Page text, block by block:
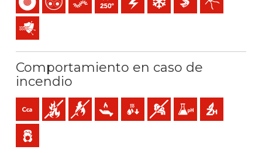
Protección frente a perturbaciones electromagnéticas
Comportamiento en caso de
incendio
Cca-s1b,d1,a1 (reacción al fuego)
No propagador de incendio
No propagador de la llama
Baja emisión de calor
Reducida caída de gotas inflamables
Baja emisión y opacidad de
Baja acidez y
Libre de
Baja emisión de gases tóxicos